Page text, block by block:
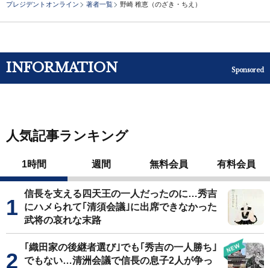
プレジデントオンライン 著者一覧 野崎 稚恵（のざき・ちえ）
INFORMATION Sponsored
人気記事ランキング
1時間 週間 無料会員 有料会員
信長を支える四天王の一人だったのに…秀吉
にハメられて｢清須会議｣に出席できなかった
武将の哀れな末路
｢織田家の後継者選び｣でも｢秀吉の一人勝ち｣
でもない…清洲会議で信長の息子2人が争っ